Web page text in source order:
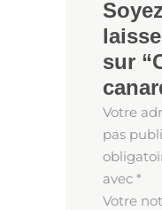
sur
Votre
pas
avec *
Votre